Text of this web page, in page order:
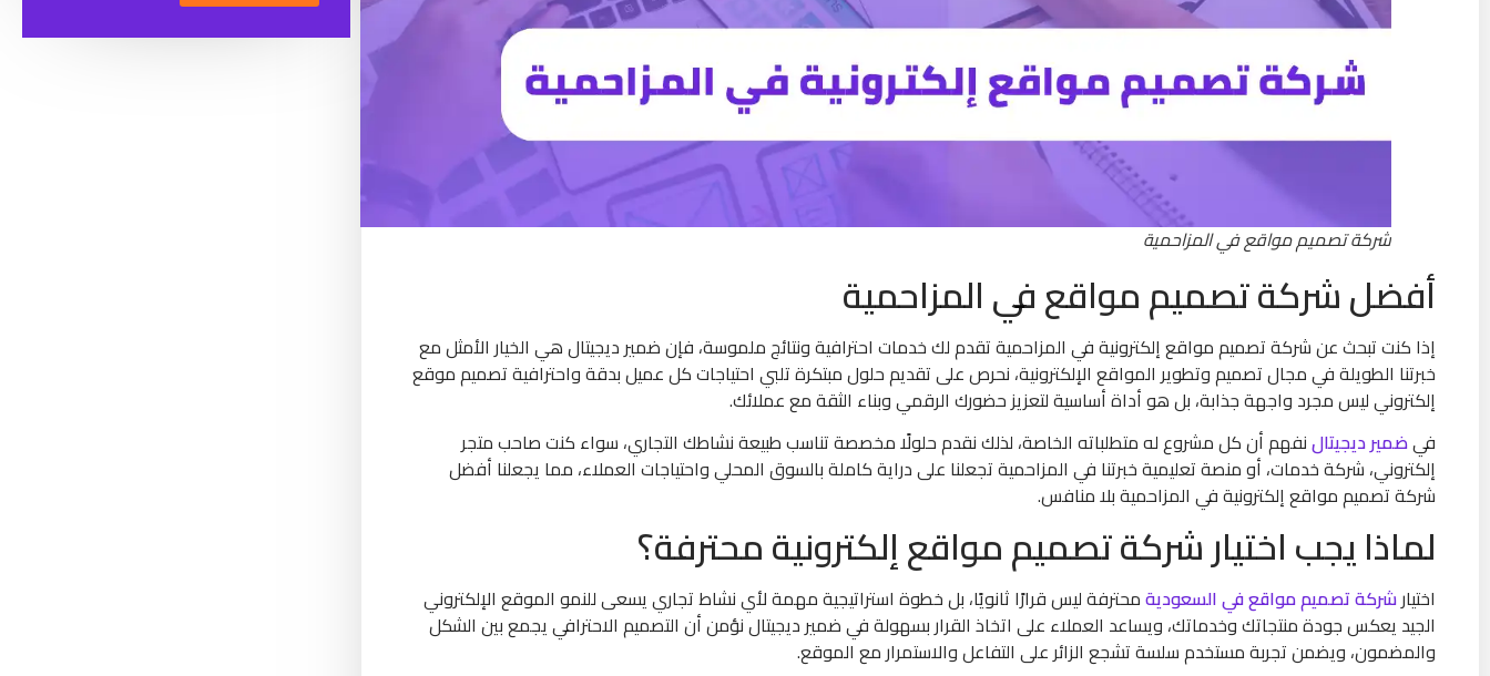
شركة تصميم مواقع في المزاحمية
أفضل شركة تصميم مواقع في المزاحمية
إذا كنت تبحث عن شركة تصميم مواقع إلكترونية في المزاحمية تقدم لك خدمات احترافية ونتائج ملموسة، فإن ضمير ديجيتال هي الخيار الأمثل مع
خبرتنا الطويلة في مجال تصميم وتطوير المواقع الإلكترونية، نحرص على تقديم حلول مبتكرة تلبي احتياجات كل عميل بدقة واحترافية تصميم موقع
إلكتروني ليس مجرد واجهة جذابة، بل هو أداة أساسية لتعزيز حضورك الرقمي وبناء الثقة مع عملائك.
فيضمير ديجيتالنفهم أن كل مشروع له متطلباته الخاصة، لذلك نقدم حلولًا مخصصة تناسب طبيعة نشاطك التجاري، سواء كنت صاحب متجر
إلكتروني، شركة خدمات، أو منصة تعليمية خبرتنا في المزاحمية تجعلنا على دراية كاملة بالسوق المحلي واحتياجات العملاء، مما يجعلنا أفضل
شركة تصميم مواقع إلكترونية في المزاحمية بلا منافس.
لماذا يجب اختيار شركة تصميم مواقع إلكترونية محترفة؟
اختيارشركة تصميم مواقع في السعوديةمحترفة ليس قرارًا ثانويًا، بل خطوة استراتيجية مهمة لأي نشاط تجاري يسعى للنمو الموقع الإلكتروني
الجيد يعكس جودة منتجاتك وخدماتك، ويساعد العملاء على اتخاذ القرار بسهولة في ضمير ديجيتال نؤمن أن التصميم الاحترافي يجمع بين الشكل
والمضمون، ويضمن تجربة مستخدم سلسة تشجع الزائر على التفاعل والاستمرار مع الموقع.